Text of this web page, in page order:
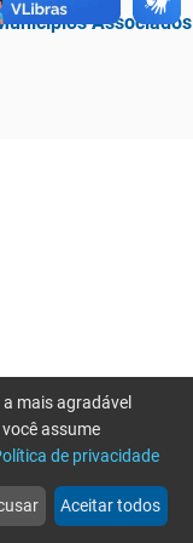
Associados
web more_horiz
Mais
mais agradável
assume
de privacidade
Aceitar todos
novamente